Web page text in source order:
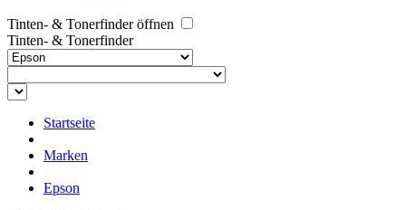
Tinten- & Tonerfinder öffnen
Tinten- & Tonerfinder
Startseite
Marken
Epson